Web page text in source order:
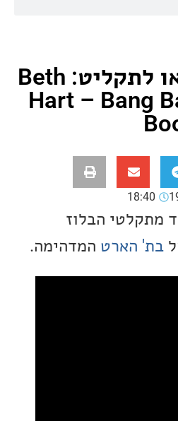
סקירת וידאו לתקליט: Beth
Hart –
הבלוז
המדהימה.